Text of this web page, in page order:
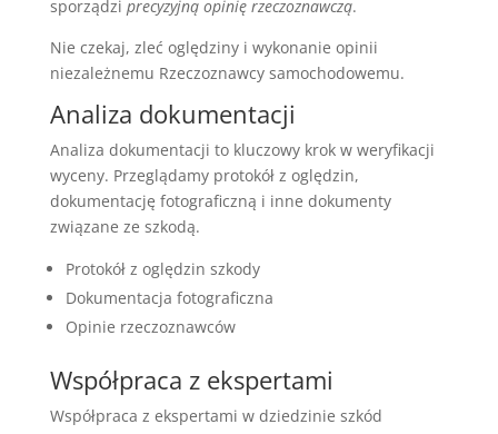
sporządzi precyzyjną opinię rzeczoznawczą.
Nie czekaj, zleć oględziny i wykonanie opinii
niezależnemu Rzeczoznawcy samochodowemu.
Analiza dokumentacji
Analiza dokumentacji to kluczowy krok w weryfikacji
wyceny. Przeglądamy protokół z oględzin,
dokumentację fotograficzną i inne dokumenty
związane ze szkodą.
Protokół z oględzin szkody
Dokumentacja fotograficzna
Opinie rzeczoznawców
Współpraca z ekspertami
Współpraca z ekspertami w dziedzinie szkód